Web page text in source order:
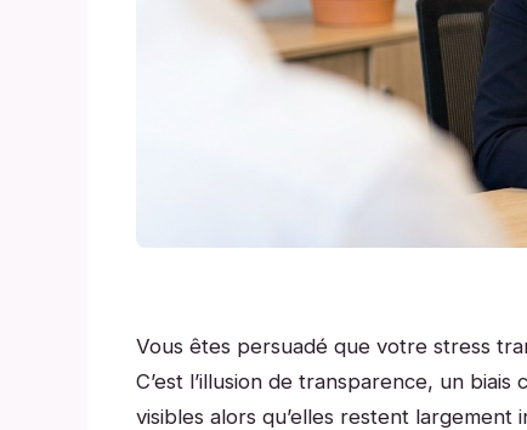
Vous êtes persuadé que votre stress
C’est l’illusion de transparence, un
visibles alors qu’elles restent